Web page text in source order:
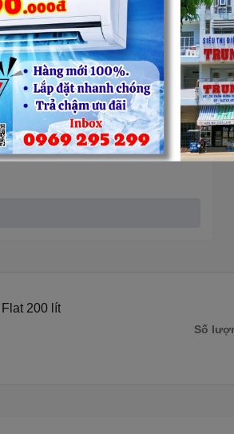
ngũ chuyên gia có nhiều năm kinh
lượng bởi Công Ty Cổ Phần
mặt trời tấm
công nghệ hàn lăn không có
làm nóng nhanh.
200 lít
Số